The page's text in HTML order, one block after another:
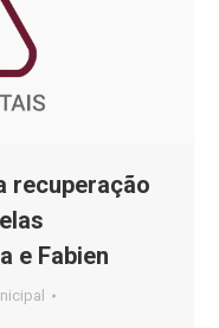
recuperação
e Fabien